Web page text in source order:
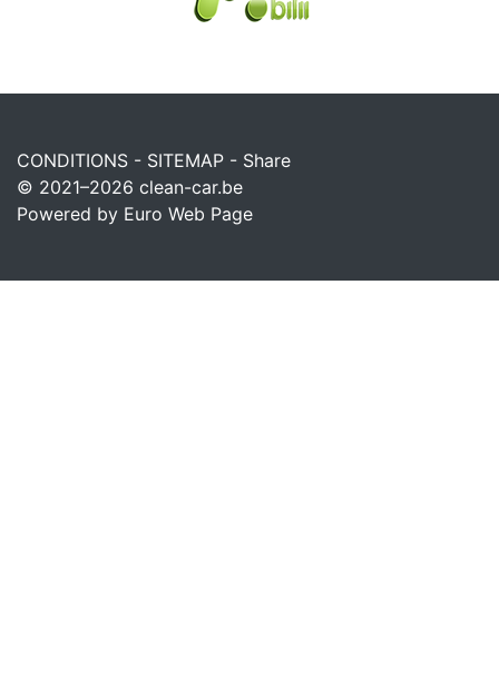
CONDITIONS - SITEMAP - Share
© 2021–2026 clean-car.be
Powered by Euro Web Page